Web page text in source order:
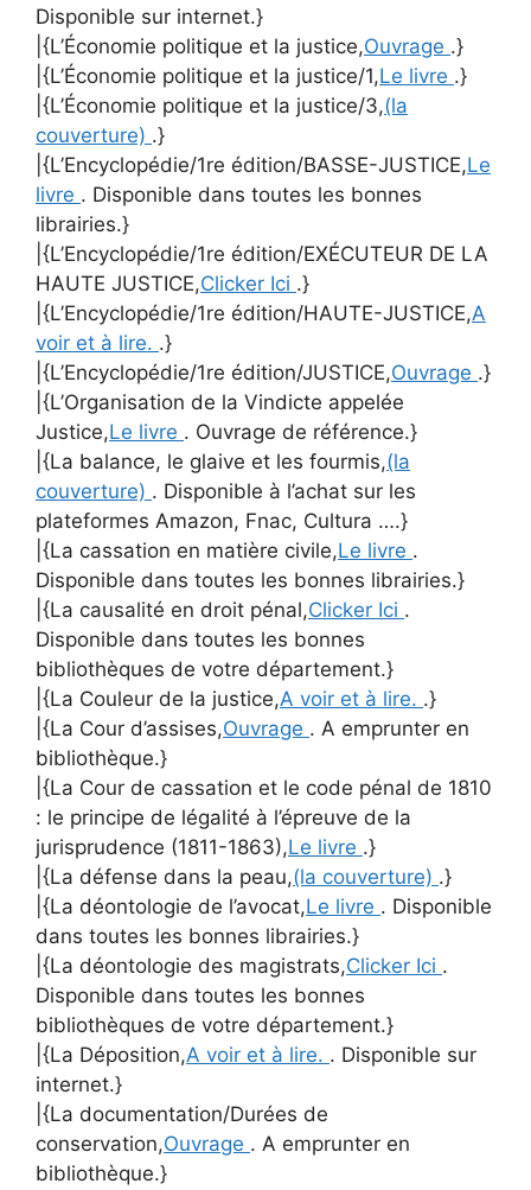
Disponible sur internet.}
|{L’Économie politique et la justice,Ouvrage .}
|{L’Économie politique et la justice/1,Le livre .}
|{L’Économie politique et la justice/3,(la
couverture) .}
|{L’Encyclopédie/1re édition/BASSE-JUSTICE,Le
livre . Disponible dans toutes les bonnes
librairies.}
|{L’Encyclopédie/1re édition/EXÉCUTEUR DE LA
HAUTE JUSTICE,Clicker Ici .}
|{L’Encyclopédie/1re édition/HAUTE-JUSTICE,A
voir et à lire. .}
|{L’Encyclopédie/1re édition/JUSTICE,Ouvrage .}
|{L’Organisation de la Vindicte appelée
Justice,Le livre . Ouvrage de référence.}
|{La balance, le glaive et les fourmis,(la
couverture) . Disponible à l’achat sur les
plateformes Amazon, Fnac, Cultura ….}
|{La cassation en matière civile,Le livre .
Disponible dans toutes les bonnes librairies.}
|{La causalité en droit pénal,Clicker Ici .
Disponible dans toutes les bonnes
bibliothèques de votre département.}
|{La Couleur de la justice,A voir et à lire. .}
|{La Cour d’assises,Ouvrage . A emprunter en
bibliothèque.}
|{La Cour de cassation et le code pénal de 1810
: le principe de légalité à l’épreuve de la
jurisprudence (1811-1863),Le livre .}
|{La défense dans la peau,(la couverture) .}
|{La déontologie de l’avocat,Le livre . Disponible
dans toutes les bonnes librairies.}
|{La déontologie des magistrats,Clicker Ici .
Disponible dans toutes les bonnes
bibliothèques de votre département.}
|{La Déposition,A voir et à lire. . Disponible sur
internet.}
|{La documentation/Durées de
conservation,Ouvrage . A emprunter en
bibliothèque.}